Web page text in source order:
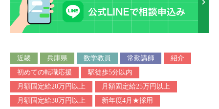
近畿 兵庫県 数学教員 常勤講師
紹介
初めての転職応援
駅徒歩5分以内
月額固定給20万円以上
月額固定給25万円以上
月額固定給30万円以上
新年度4月★採用